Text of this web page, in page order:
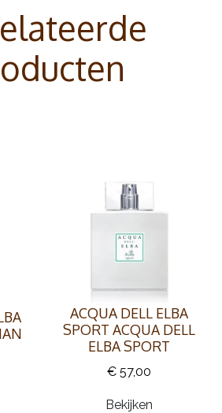
ACQUA DELL ELBA
SPORT ACQUA DELL
ELBA SPORT
€ 57,00
Bekijken